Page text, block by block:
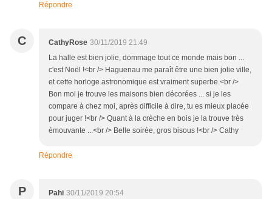
Répondre
C CathyRose 30/11/2019 21:49
La halle est bien jolie, dommage tout ce monde mais bon ...
c'est Noël !<br /> Haguenau me paraît être une bien jolie ville,
et cette horloge astronomique est vraiment superbe.<br />
Bon moi je trouve les maisons bien décorées ... si je les
compare à chez moi, après difficile à dire, tu es mieux placée
pour juger !<br /> Quant à la crèche en bois je la trouve très
émouvante ...<br /> Belle soirée, gros bisous !<br /> Cathy
Répondre
P Pahi 30/11/2019 20:54